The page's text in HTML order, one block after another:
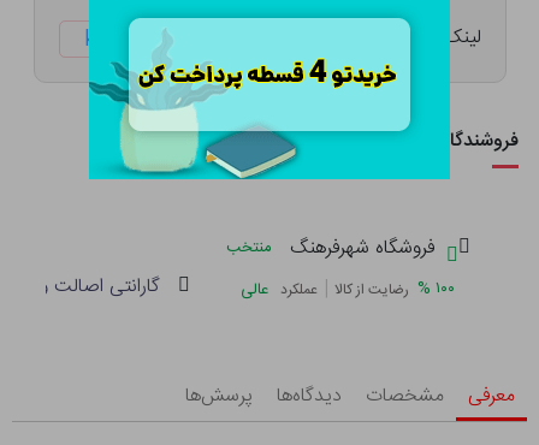
لینک کوتاه: ketabtala.com/sbp-17184
فروشندگان این کالا
فروشگاه شهرفرهنگ
منتخب
۱۰۰ % رضایت از کالا | عملکرد عالی گارانتی اصالت و
معرفی مشخصات دیدگاه‌ها پرسش‌ها